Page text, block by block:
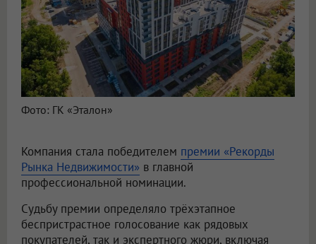
Фото: ГК «Эталон»
Компания стала победителем премии «Рекорды
Рынка Недвижимости» в главной
профессиональной номинации.
Судьбу премии определяло трёхэтапное
беспристрастное голосование как рядовых
покупателей, так и экспертного жюри, включая